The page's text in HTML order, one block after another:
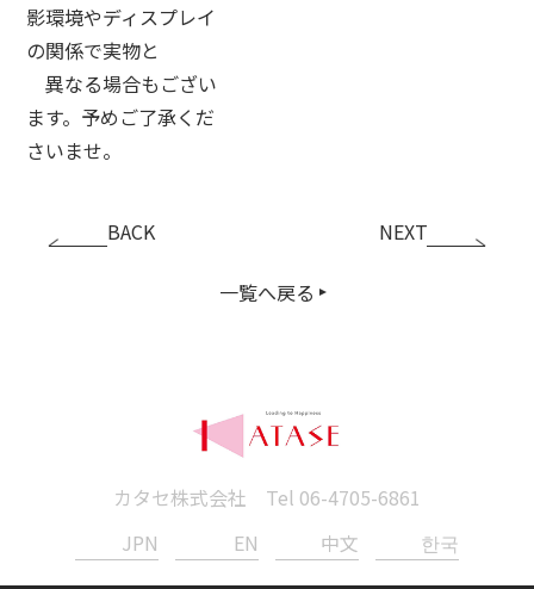
影環境やディスプレイ
の関係で実物と
異なる場合もござい
ます。予めご了承くだ
さいませ。
BACK
一覧へ戻る
NEXT
カタセ株式会社 Tel 06-4705-6861
JPN
EN 中文 한국